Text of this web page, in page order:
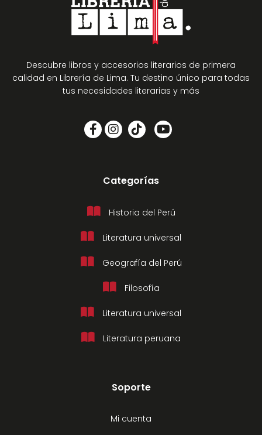
Descubre libros y accesorios literarios de primera
calidad en Librería de Lima. Tu destino único para todas
tus necesidades literarias y más
Categorías
Historia del Perú
Literatura universal
Geografía del Perú
Filosofía
Literatura universal
Literatura peruana
Soporte
Mi cuenta